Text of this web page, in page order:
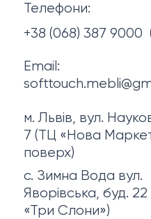
Про нас
Телефони:
+38 (068) 387 9000
Email:
м. Львів, вул.
7 (ТЦ «Нова
поверх)
с. Зимна Вода вул.
Яворівська, буд.
«Три Слони»)